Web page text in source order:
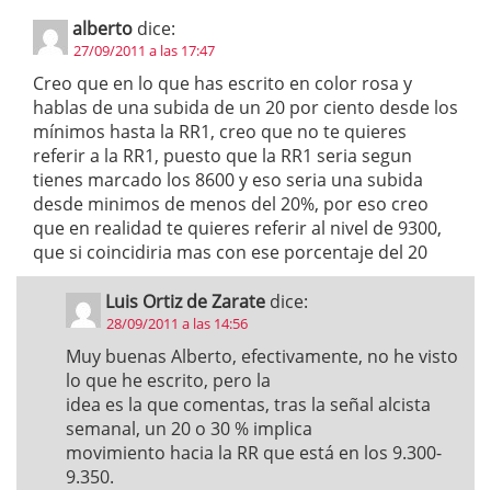
alberto dice:
27/09/2011 a las 17:47
Creo que en lo que has escrito en color rosa y
hablas de una subida de un 20 por ciento desde los
mínimos hasta la RR1, creo que no te quieres
referir a la RR1, puesto que la RR1 seria segun
tienes marcado los 8600 y eso seria una subida
desde minimos de menos del 20%, por eso creo
que en realidad te quieres referir al nivel de 9300,
que si coincidiria mas con ese porcentaje del 20
Luis Ortiz de Zarate dice:
28/09/2011 a las 14:56
Muy buenas Alberto, efectivamente, no he visto
lo que he escrito, pero la
idea es la que comentas, tras la señal alcista
semanal, un 20 o 30 % implica
movimiento hacia la RR que está en los 9.300-
9.350.